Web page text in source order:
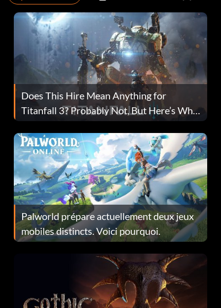
Does This Hire Mean Anything for
Titanfall 3? Probably Not, But Here’s Why
Fans Are Hopeful
Palworld prépare actuellement deux jeux
mobiles distincts. Voici pourquoi.